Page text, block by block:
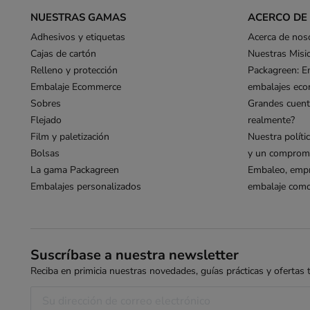
NUESTRAS GAMAS
Adhesivos y etiquetas
Cajas de cartón
Relleno y protección
Embalaje Ecommerce
Sobres
Flejado
Film y paletización
Bolsas
La gama Packagreen
Embalajes personalizados
ACERCO
Acerca de
Nuestras
Packagreen:
embalajes
Grandes
realmente?
Nuestra
y un
Embaleo,
embalaje
Suscríbase a nuestra newsletter
Reciba en primicia nuestras novedades, guías prácticas y ofertas